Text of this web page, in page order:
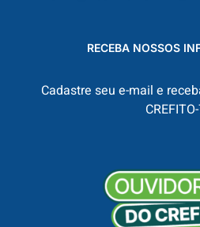
RECEBA NOSSOS
Cadastre seu e-mail e